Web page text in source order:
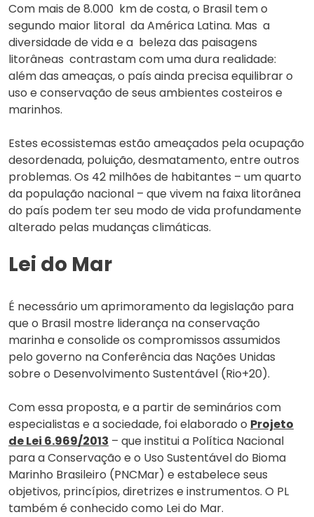
Com mais de 8.000 km de costa, o Brasil tem o
segundo maior litoral da América Latina. Mas a
diversidade de vida e a beleza das paisagens
litorâneas contrastam com uma dura realidade:
além das ameaças, o país ainda precisa equilibrar o
uso e conservação de seus ambientes costeiros e
marinhos.
Estes ecossistemas estão ameaçados pela ocupação
desordenada, poluição, desmatamento, entre outros
problemas. Os 42 milhões de habitantes – um quarto
da população nacional – que vivem na faixa litorânea
do país podem ter seu modo de vida profundamente
alterado pelas mudanças climáticas.
Lei do Mar
É necessário um aprimoramento da legislação para
que o Brasil mostre liderança na conservação
marinha e consolide os compromissos assumidos
pelo governo na Conferência das Nações Unidas
sobre o Desenvolvimento Sustentável (Rio+20).
Com essa proposta, e a partir de seminários com
especialistas e a sociedade, foi elaborado o Projeto
de Lei 6.969/2013 – que institui a Política Nacional
para a Conservação e o Uso Sustentável do Bioma
Marinho Brasileiro (PNCMar) e estabelece seus
objetivos, princípios, diretrizes e instrumentos. O PL
também é conhecido como Lei do Mar.